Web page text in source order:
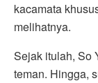
kacamata
melihatnya.
Sejak itulah, So
teman. Hingga,